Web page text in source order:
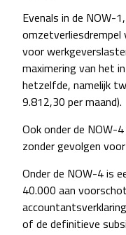
Evenals in de NOW-
voor
maximering van het
hetzelfde, namelijk
9.812,30 per maand).
Ook onder de NOW-
zonder gevolgen
Onder de NOW-4 is
40.000 aan
of de definitieve